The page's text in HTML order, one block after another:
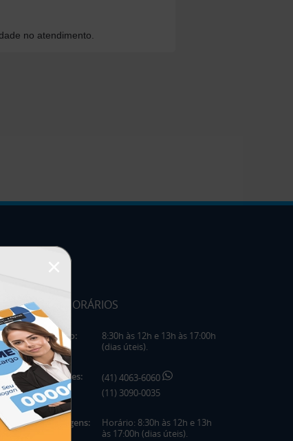
no atendimento.
HORÁRIOS
Horário:
8:30h às 12h e 13h às 17:00h
(dias úteis).
Telefones:
(41) 4063-6060
(11) 3090-0035
Mensagens:
Horário: 8:30h às 12h e 13h
às 17:00h (dias úteis).